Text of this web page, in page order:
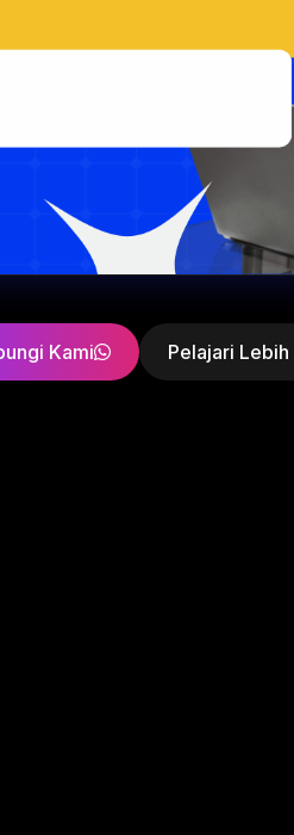
Kami Pelajari Lebih